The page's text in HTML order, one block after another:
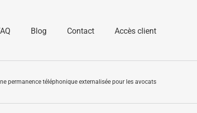
Blog Contact Accès client
permanence téléphonique externalisée pour les avocats